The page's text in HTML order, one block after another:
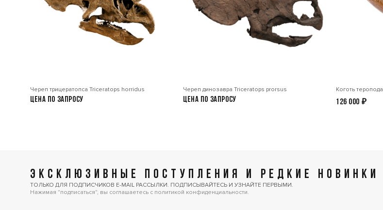
Череп трицератопса Triceratops horridus
Цена по запросу
Череп динозавра Triceratops prorsus
Цена по запросу
Коготь теропода
126 000 ₽
ЭКСКЛЮЗИВНЫЕ ПОСТУПЛЕНИЯ И РЕДКИЕ НОВИНКИ
ТОЛЬКО ДЛЯ ПОДПИСЧИКОВ E-MAIL РАССЫЛКИ. ПОДПИСЫВАЙТЕСЬ И УЗНАЙТЕ ПЕРВЫМИ.
Нажимая "подписаться", вы соглашаетесь с политикой конфиденциальности.